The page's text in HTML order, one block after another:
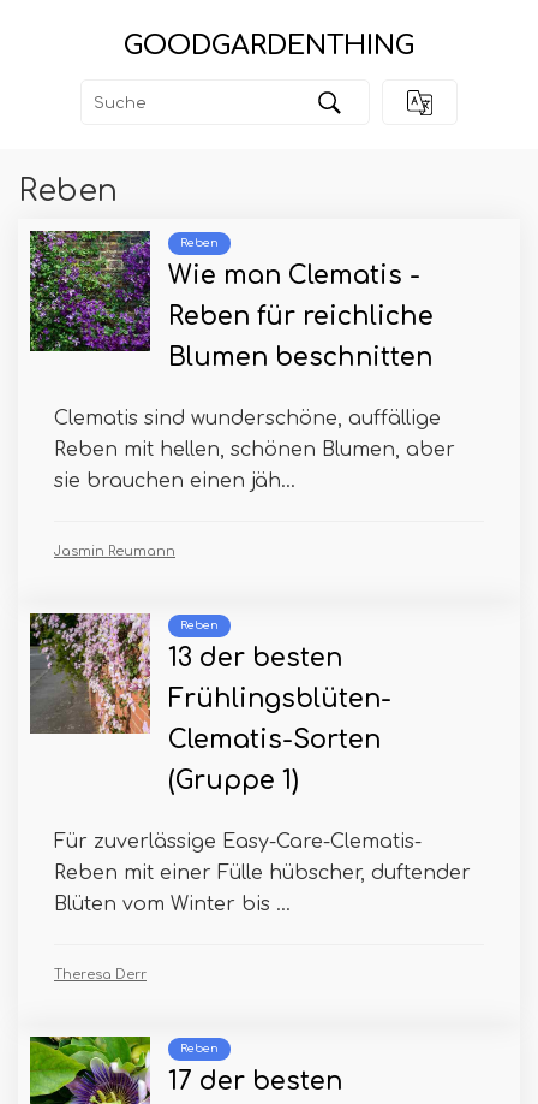
GOODGARDENTHING
Reben
Reben
Wie man Clematis -
Reben für reichliche
Blumen beschnitten
Clematis sind wunderschöne, auffällige
Reben mit hellen, schönen Blumen, aber
sie brauchen einen jäh...
Jasmin Reumann
Reben
13 der besten
Frühlingsblüten-
Clematis-Sorten
(Gruppe 1)
Für zuverlässige Easy-Care-Clematis-
Reben mit einer Fülle hübscher, duftender
Blüten vom Winter bis ...
Theresa Derr
Reben
17 der besten